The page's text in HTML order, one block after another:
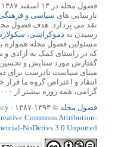
نارسایی های سیاسی و
نقد می پردازد. هدف فضول
رسیدن به دموکراسی،
مسئولین فضول محله همواره به
که در راستای کمک به آزادی
گفتارش مورد ستایش و تحسین
مبنای سیاست نادرست برای
انتقاد و اعتراض گروه ما
گرامی، همه روزه بیشتر از ۱۰،۰۰۰ نفر از این سایت دیدن می کنند.
فضول محله © ۱۳۹۳-۱۳۸۷ -
Commons Attribution-
NoDerivs 3.0 Unported